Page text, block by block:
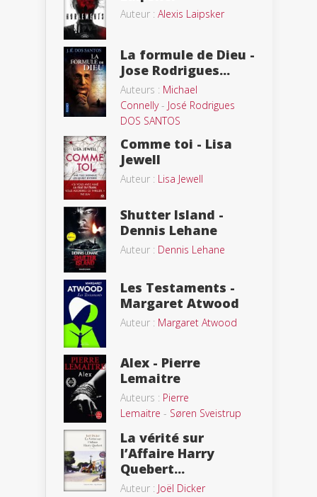
Auteur : Alexis Laipsker
La formule de Dieu -
Jose Rodrigues...
Auteurs : Michael
Connelly- José Rodrigues
DOS SANTOS
Comme toi - Lisa
Jewell
Auteur : Lisa Jewell
Shutter Island -
Dennis Lehane
Auteur : Dennis Lehane
Les Testaments -
Margaret Atwood
Auteur : Margaret Atwood
Alex - Pierre
Lemaitre
Auteurs : Pierre
Lemaitre - Søren Sveistrup
La vérité sur
l’Affaire Harry
Quebert...
Auteur : Joël Dicker